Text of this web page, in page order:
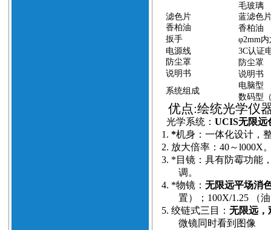
滤色片
毛玻璃
蓝滤色
香柏油
香柏油
扳手
φ2mm
电源线
3C认证
防尘罩
防尘罩
说明书
说明书
系统组成
电脑型
数码型
优点:绘统光学仪
光学系统： UCIS无限远
1. *机身：一体化设计，
2. 放大倍率：40～l000X
3. *目镜：具有防霉功能
调。
4. *物镜： 无限远平场消
置）；100X/1.25 （
5. 绞链式三目： 无限远，
微镜同时看到图像